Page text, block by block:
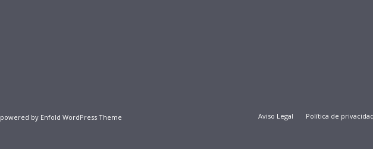
powered by Enfold WordPress Theme Aviso Legal Política de